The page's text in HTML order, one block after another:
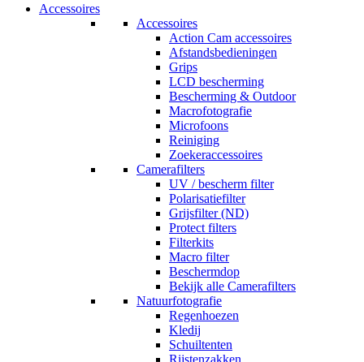
Accessoires
Accessoires
Action Cam accessoires
Afstandsbedieningen
Grips
LCD bescherming
Bescherming & Outdoor
Macrofotografie
Microfoons
Reiniging
Zoekeraccessoires
Camerafilters
UV / bescherm filter
Polarisatiefilter
Grijsfilter (ND)
Protect filters
Filterkits
Macro filter
Beschermdop
Bekijk alle Camerafilters
Natuurfotografie
Regenhoezen
Kledij
Schuiltenten
Rijstenzakken